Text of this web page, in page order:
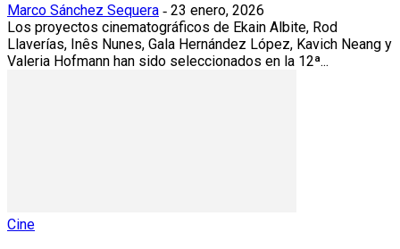
Marco Sánchez Sequera - 23 enero, 2026
Los proyectos cinematográficos de Ekain Albite, Rod
Llaverías, Inês Nunes, Gala Hernández López, Kavich Neang y
Valeria Hofmann han sido seleccionados en la 12ª...
Cine